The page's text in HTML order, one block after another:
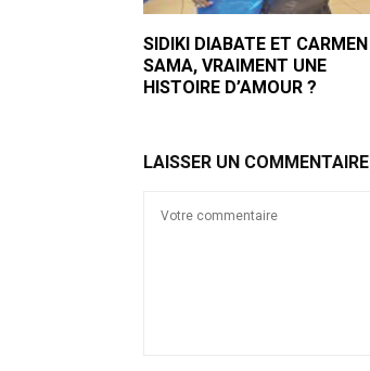
SIDIKI DIABATE ET CARMEN
SAMA, VRAIMENT UNE
HISTOIRE D’AMOUR ?
LAISSER UN COMMENTAIRE